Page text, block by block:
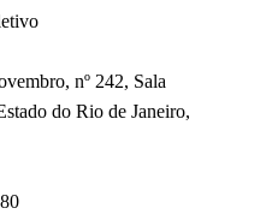
nº 242, Sala
do Rio de Janeiro,